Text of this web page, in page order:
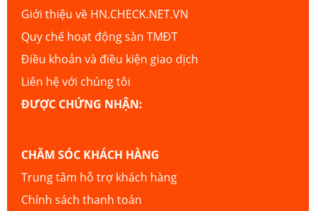
Giới thiệu về HN.CHECK.NET.VN
Quy chế hoạt động sàn TMĐT
Điều khoản và điều kiện giao dịch
Liên hệ với chúng tôi
ĐƯỢC CHỨNG NHẬN:
CHĂM SÓC KHÁCH HÀNG
Trung tâm hỗ trợ khách hàng
Chính sách thanh toán